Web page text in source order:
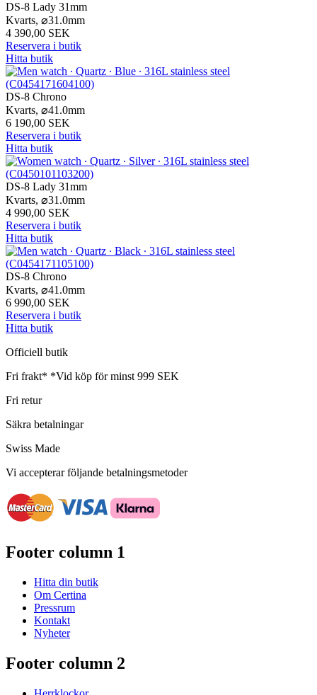
DS-8 Lady 31mm
Kvarts, ⌀31.0mm
4 390,00 SEK
Reservera i butik
Hitta butik
DS-8 Chrono
Kvarts, ⌀41.0mm
6 190,00 SEK
Reservera i butik
Hitta butik
DS-8 Lady 31mm
Kvarts, ⌀31.0mm
4 990,00 SEK
Reservera i butik
Hitta butik
DS-8 Chrono
Kvarts, ⌀41.0mm
6 990,00 SEK
Reservera i butik
Hitta butik
Officiell butik
Fri frakt* *Vid köp för minst 999 SEK
Fri retur
Säkra betalningar
Swiss Made
Vi accepterar följande betalningsmetoder
Footer column 1
Hitta din butik
Om Certina
Pressrum
Kontakt
Nyheter
Footer column 2